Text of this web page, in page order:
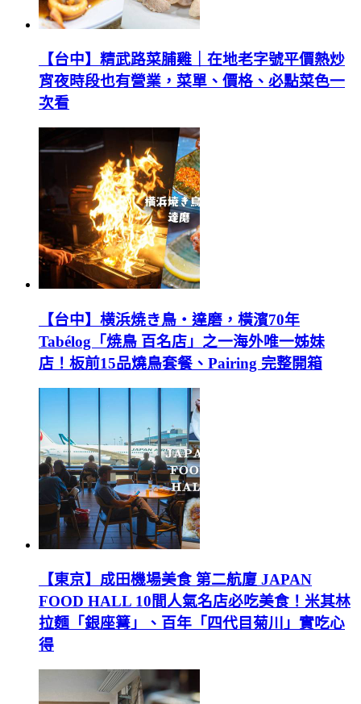
【台中】精武路菜脯雞｜在地老字號平價熱炒
宵夜時段也有營業，菜單、價格、必點菜色一
次看
【台中】横浜焼き鳥‧達磨，橫濱70年
Tabélog「焼鳥 百名店」之一海外唯一姊妹
店！板前15品燒鳥套餐、Pairing 完整開箱
【東京】成田機場美食 第二航廈 JAPAN
FOOD HALL 10間人氣名店必吃美食！米其林
拉麵「銀座篝」、百年「四代目菊川」實吃心
得